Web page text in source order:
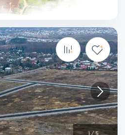
1 /5